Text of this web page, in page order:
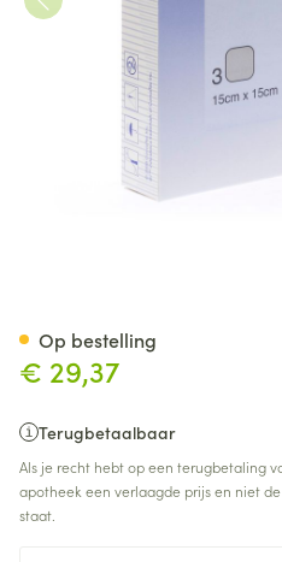
€ 29,37
Terugbetaalbaar
Als je recht hebt op een terugbetaling
apotheek een verlaagde prijs en niet
staat.
Op bestelling